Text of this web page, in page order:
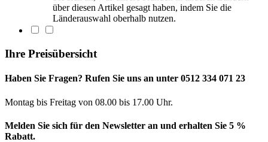
über diesen Artikel gesagt haben, indem Sie die
Länderauswahl oberhalb nutzen.
Ihre Preisübersicht
Haben Sie Fragen? Rufen Sie uns an unter 0512 334 071 23
Montag bis Freitag von 08.00 bis 17.00 Uhr.
Melden Sie sich für den Newsletter an und erhalten Sie 5 %
Rabatt.